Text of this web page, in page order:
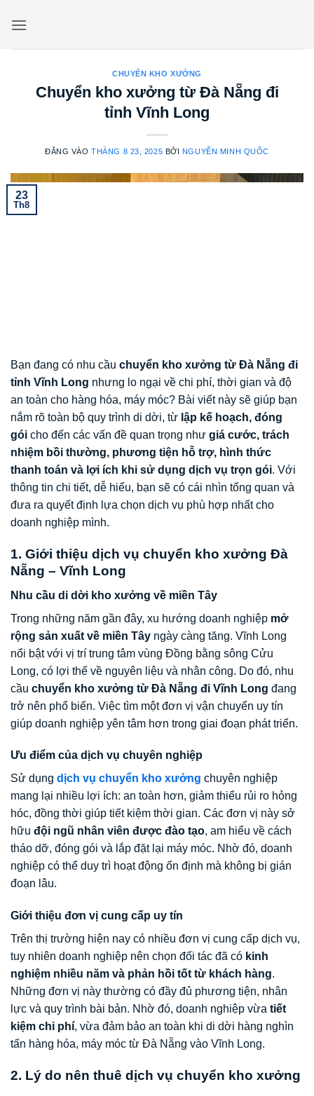
qua
CHUYỂN KHO XƯỞNG
Chuyển kho xưởng từ Đà Nẵng đi
tỉnh Vĩnh Long
ĐĂNG VÀOTHÁNG 8 23, 2025 BỞI NGUYỄN MINH QUỐC
23
Th8
Bạn đang có nhu cầu chuyển kho xưởng từ Đà Nẵng đi
tỉnh Vĩnh Long nhưng lo ngại về chi phí, thời gian và độ
an toàn cho hàng hóa, máy móc? Bài viết này sẽ giúp bạn
nắm rõ toàn bộ quy trình di dời, từ lập kế hoạch, đóng
gói cho đến các vấn đề quan trọng như giá cước, trách
nhiệm bồi thường, phương tiện hỗ trợ, hình thức
thanh toán và lợi ích khi sử dụng dịch vụ trọn gói. Với
thông tin chi tiết, dễ hiểu, bạn sẽ có cái nhìn tổng quan và
đưa ra quyết định lựa chọn dịch vụ phù hợp nhất cho
doanh nghiệp mình.
1. Giới thiệu dịch vụ chuyển kho xưởng Đà
Nẵng – Vĩnh Long
Nhu cầu di dời kho xưởng về miền Tây
Trong những năm gần đây, xu hướng doanh nghiệp mở
rộng sản xuất về miền Tây ngày càng tăng. Vĩnh Long
nổi bật với vị trí trung tâm vùng Đồng bằng sông Cửu
Long, có lợi thế về nguyên liệu và nhân công. Do đó, nhu
cầu chuyển kho xưởng từ Đà Nẵng đi Vĩnh Long đang
trở nên phổ biến. Việc tìm một đơn vị vận chuyển uy tín
giúp doanh nghiệp yên tâm hơn trong giai đoạn phát triển.
Ưu điểm của dịch vụ chuyên nghiệp
Sử dụng dịch vụ chuyển kho xưởng chuyên nghiệp
mang lại nhiều lợi ích: an toàn hơn, giảm thiểu rủi ro hỏng
hóc, đồng thời giúp tiết kiệm thời gian. Các đơn vị này sở
hữu đội ngũ nhân viên được đào tạo, am hiểu về cách
tháo dỡ, đóng gói và lắp đặt lại máy móc. Nhờ đó, doanh
nghiệp có thể duy trì hoạt động ổn định mà không bị gián
đoạn lâu.
Giới thiệu đơn vị cung cấp uy tín
Trên thị trường hiện nay có nhiều đơn vị cung cấp dịch vụ,
tuy nhiên doanh nghiệp nên chọn đối tác đã có kinh
nghiệm nhiều năm và phản hồi tốt từ khách hàng.
Những đơn vị này thường có đầy đủ phương tiện, nhân
lực và quy trình bài bản. Nhờ đó, doanh nghiệp vừa tiết
kiệm chi phí, vừa đảm bảo an toàn khi di dời hàng nghìn
tấn hàng hóa, máy móc từ Đà Nẵng vào Vĩnh Long.
2. Lý do nên thuê dịch vụ chuyển kho xưởng